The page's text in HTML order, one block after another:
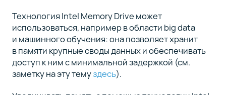
Технология Intel Memory Drive может
использоваться, например в области big data
и машинного обучения: она позволяет хранит
в памяти крупные своды данных и обеспечивать
доступ к ним с минимальной задержкой (см.
заметку на эту темуздесь).